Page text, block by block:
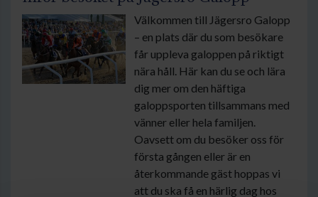
Välkommen till Jägersro Galopp
– en plats där du som besökare
får uppleva galoppen på riktigt
nära håll. Här kan du se och lära
dig mer om den häftiga
galoppsporten tillsammans med
vänner eller hela familjen.
Oavsett om du besöker oss för
första gången eller är en
återkommande gäst hoppas vi
att du ska få en härlig dag hos